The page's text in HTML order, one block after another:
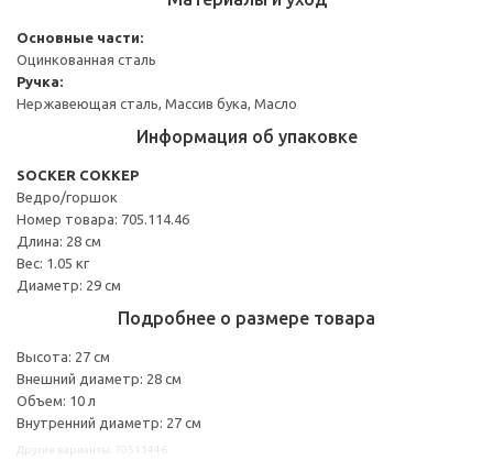
Основные части:
Оцинкованная сталь
Ручка:
Нержавеющая сталь, Массив бука, Масло
Информация об упаковке
SOCKER СОККЕР
Ведро/горшок
Номер товара: 705.114.46
Длина: 28 см
Вес: 1.05 кг
Диаметр: 29 см
Подробнее о размере товара
Высота: 27 см
Внешний диаметр: 28 см
Объем: 10 л
Внутренний диаметр: 27 см